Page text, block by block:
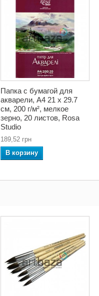
Папка с бумагой для
акварели, А4 21 x 29.7
см, 200 г/м², мелкое
зерно, 20 листов, Rosa
Studio
189,52 грн
В корзину